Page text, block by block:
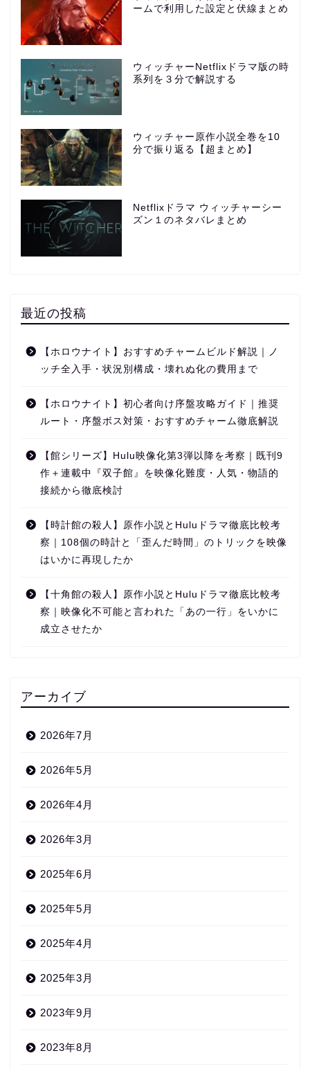
ームで利用した設定と伏線まとめ
ウィッチャーNetflixドラマ版の時
系列を３分で解説する
ウィッチャー原作小説全巻を10
分で振り返る【超まとめ】
Netflixドラマ ウィッチャーシー
ズン１のネタバレまとめ
最近の投稿
【ホロウナイト】おすすめチャームビルド解説｜ノ
ッチ全入手・状況別構成・壊れぬ化の費用まで
【ホロウナイト】初心者向け序盤攻略ガイド｜推奨
ルート・序盤ボス対策・おすすめチャーム徹底解説
【館シリーズ】Hulu映像化第3弾以降を考察｜既刊9
作＋連載中『双子館』を映像化難度・人気・物語的
接続から徹底検討
【時計館の殺人】原作小説とHuluドラマ徹底比較考
察｜108個の時計と「歪んだ時間」のトリックを映像
はいかに再現したか
【十角館の殺人】原作小説とHuluドラマ徹底比較考
察｜映像化不可能と言われた「あの一行」をいかに
成立させたか
アーカイブ
2026年7月
2026年5月
2026年4月
2026年3月
2025年6月
2025年5月
2025年4月
2025年3月
2023年9月
2023年8月